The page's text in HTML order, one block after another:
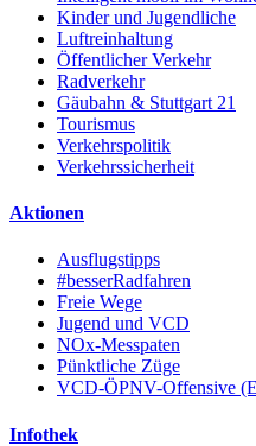
Kinder und Jugendliche
Luftreinhaltung
Öffentlicher Verkehr
Radverkehr
Gäubahn & Stuttgart 21
Tourismus
Verkehrspolitik
Verkehrssicherheit
Aktionen
Ausflugstipps
#besserRadfahren
Freie Wege
Jugend und VCD
NOx-Messpaten
Pünktliche Züge
VCD-ÖPNV-Offensive
Infothek